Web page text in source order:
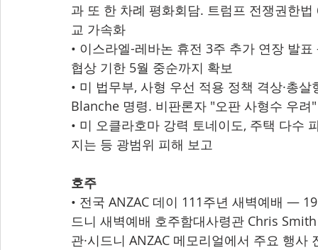
과 또 한 차례 평화회담. 트럼프 전쟁권한
교 가속화
• 이스라엘-레바논 휴전 3주 추가 연장 발
협상 기한 5월 중순까지 확보
• 미 법무부, 사형 우선 적용 정책 격상·총
Blanche 명령. 비판론자 "오판 사형수 우려
• 미 오클라호마 강력 토네이도, 주택 다수
지는 등 광범위 피해 보고
호주
• 전국 ANZAC 데이 111주년 새벽예배 —
드니 새벽예배 호주함대사령관 Chris
관·시드니 ANZAC 메모리얼에서 주요 행사